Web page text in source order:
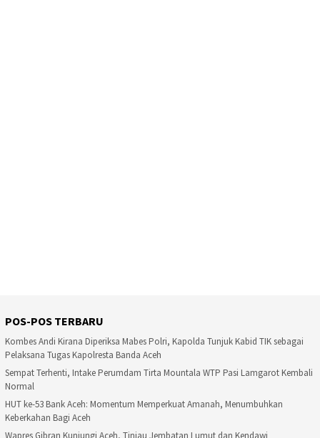
POS-POS TERBARU
Kombes Andi Kirana Diperiksa Mabes Polri, Kapolda Tunjuk Kabid TIK sebagai
Pelaksana Tugas Kapolresta Banda Aceh
Sempat Terhenti, Intake Perumdam Tirta Mountala WTP Pasi Lamgarot Kembali
Normal
HUT ke-53 Bank Aceh: Momentum Memperkuat Amanah, Menumbuhkan
Keberkahan Bagi Aceh
Wapres Gibran Kunjungi Aceh, Tinjau Jembatan Lumut dan Kendawi